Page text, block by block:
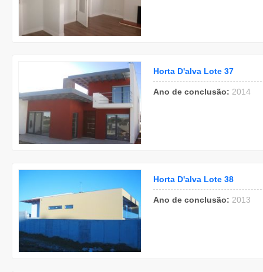
Horta D'alva Lote 37
Ano de conclusão: 2014
Horta D'alva Lote 38
Ano de conclusão: 2013